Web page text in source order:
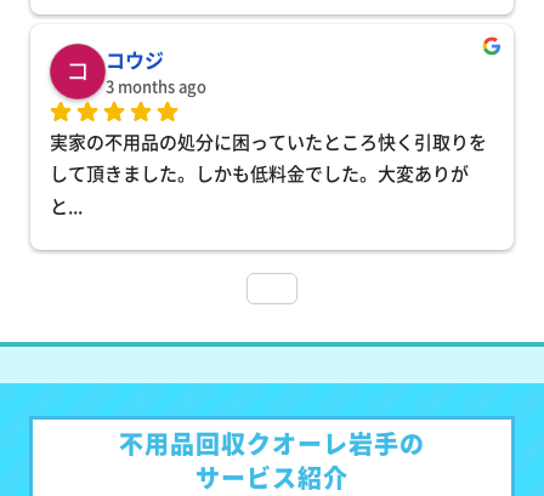
コウジ
3 months ago
実家の不用品の処分に困っていたところ快く引取りを
して頂きました。しかも低料金でした。大変ありが
と...
不用品回収クオーレ岩手の
サービス紹介